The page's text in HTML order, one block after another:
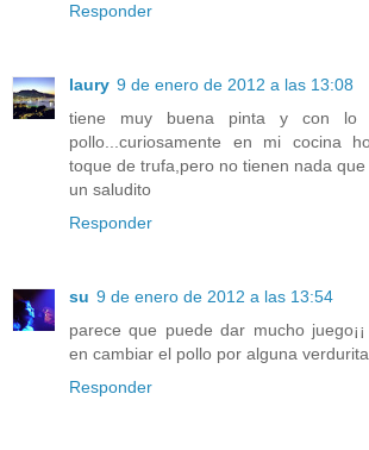
Responder
laury 9 de enero de 2012 a las 13:08
tiene muy buena pinta y con lo
pollo...curiosamente en mi cocina
toque de trufa,pero no tienen nada que
un saludito
Responder
su 9 de enero de 2012 a las 13:54
parece que puede dar mucho
en cambiar el pollo por alguna
Responder